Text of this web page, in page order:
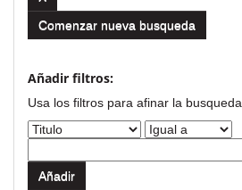
Comenzar nueva busqueda
Añadir filtros:
Usa los filtros para afinar la busqueda.